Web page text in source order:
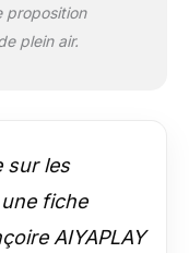
ou à
pour des
proposition
plein air.
sur les
fiche
AIYAPLAY